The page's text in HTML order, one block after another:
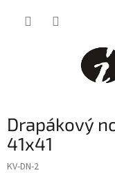
Drapákový
41x41
KV-DN-2